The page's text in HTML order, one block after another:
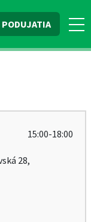
PODUJATIA
15:00-18:00
28,